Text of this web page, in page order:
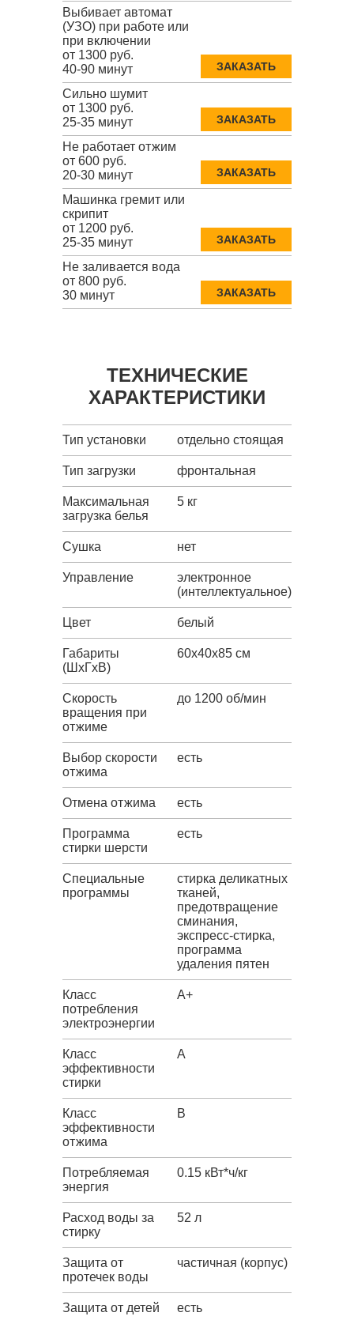
Выбивает автомат
(УЗО) при работе или
при включении
от 1300 руб.
40-90 минут
ЗАКАЗАТЬ
Сильно шумит
от 1300 руб.
25-35 минут
ЗАКАЗАТЬ
Не работает отжим
от 600 руб.
20-30 минут
ЗАКАЗАТЬ
Машинка гремит или
скрипит
от 1200 руб.
25-35 минут
ЗАКАЗАТЬ
Не заливается вода
от 800 руб.
30 минут
ЗАКАЗАТЬ
ТЕХНИЧЕСКИЕ
ХАРАКТЕРИСТИКИ
Тип установки отдельно стоящая
Тип загрузки фронтальная
Максимальная
загрузка белья
5 кг
Сушка нет
Управление
электронное
(интеллектуальное)
Цвет белый
Габариты
(ШxГxВ)
60x40x85 см
Скорость
вращения при
отжиме
до 1200 об/мин
Выбор скорости
отжима
есть
Отмена отжима есть
Программа
стирки шерсти
есть
Специальные
программы
стирка деликатных
тканей,
предотвращение
сминания,
экспресс-стирка,
программа
удаления пятен
Класс
потребления
электроэнергии
A+
Класс
эффективности
стирки
A
Класс
эффективности
отжима
B
Потребляемая
энергия
0.15 кВт*ч/кг
Расход воды за
стирку
52 л
Защита от
протечек воды
частичная (корпус)
Защита от детей есть